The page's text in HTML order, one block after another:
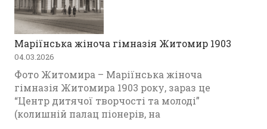
Маріїнська жіноча гімназія Житомир 1903
04.03.2026
Фото Житомира – Маріїнська жіноча
гімназія Житомира 1903 року, зараз це
“Центр дитячої творчості та молоді”
(колишній палац піонерів, на